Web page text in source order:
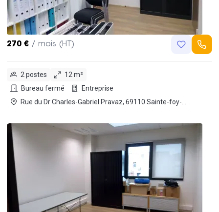
270 € / mois (HT)
2 postes
12 m²
Bureau fermé
Entreprise
Rue du Dr Charles-Gabriel Pravaz, 69110 Sainte-foy-